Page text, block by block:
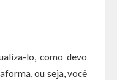
lo, como devo
ou seja, você